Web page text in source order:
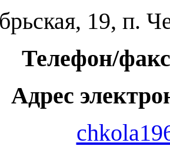
19, п.
Телефон/факс
Адрес